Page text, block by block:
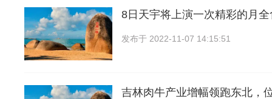
8日天宇将上演一次精彩的月
发布于 2022-11-07 14:15:51
吉林肉牛产业增幅领跑东北，